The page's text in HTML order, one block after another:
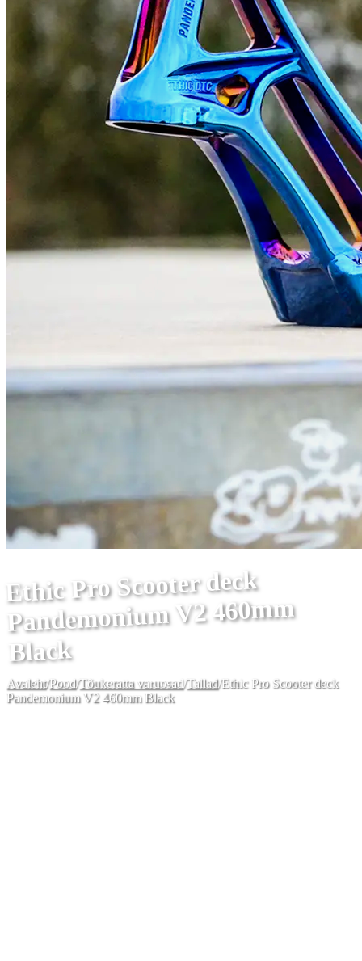
Ethic Pro Scooter deck
Pandemonium V2 460mm
Black
Avaleht/Pood/Tõukeratta varuosad/Tallad/Ethic Pro Scooter deck
Pandemonium V2 460mm Black